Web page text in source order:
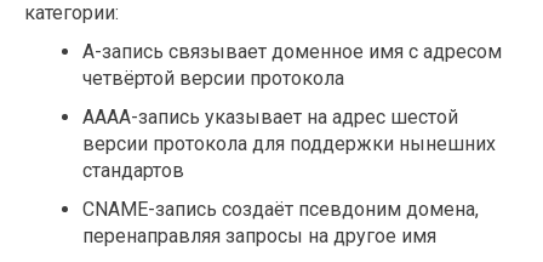
категории:
A-запись связывает доменное имя с адресом
четвёртой версии протокола
AAAA-запись указывает на адрес шестой
версии протокола для поддержки нынешних
стандартов
CNAME-запись создаёт псевдоним домена,
перенаправляя запросы на другое имя